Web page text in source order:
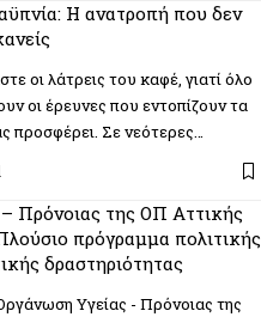
Η ανατροπή που δεν
οι λάτρεις του καφέ, γιατί όλο
οι έρευνες που εντοπίζουν τα
προσφέρει. Σε νεότερες…
Πρόνοιας της ΟΠ Αττικής
πρόγραμμα πολιτικής
δραστηριότητας
Υγείας - Πρόνοιας της